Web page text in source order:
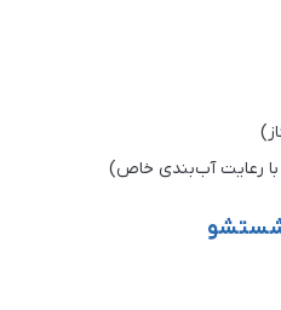
رعایت آب‌بندی خاص)
شستشو